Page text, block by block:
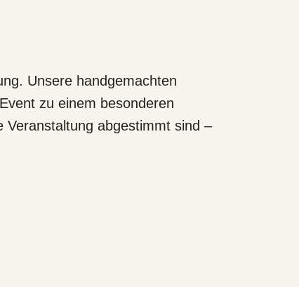
Unsere handgemachten
zu einem besonderen
Veranstaltung abgestimmt sind –